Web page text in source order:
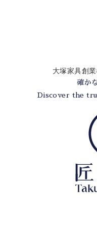
大塚家具創
確か
Discover the